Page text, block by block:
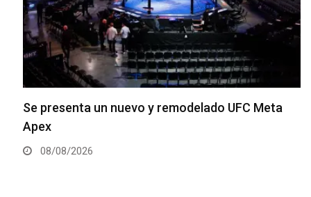
Se presenta un nuevo y remodelado UFC Meta
Apex
08/08/2026